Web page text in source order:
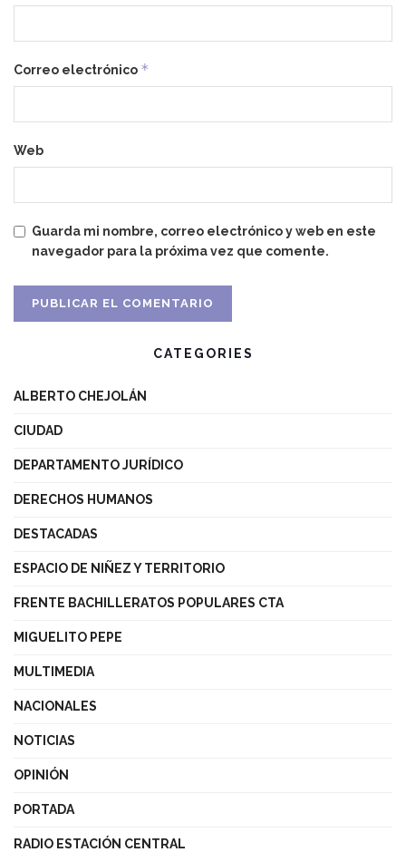
Correo electrónico *
Web
Guarda mi nombre, correo electrónico y web en este
navegador para la próxima vez que comente.
CATEGORIES
ALBERTO CHEJOLÁN
CIUDAD
DEPARTAMENTO JURÍDICO
DERECHOS HUMANOS
DESTACADAS
ESPACIO DE NIÑEZ Y TERRITORIO
FRENTE BACHILLERATOS POPULARES CTA
MIGUELITO PEPE
MULTIMEDIA
NACIONALES
NOTICIAS
OPINIÓN
PORTADA
RADIO ESTACIÓN CENTRAL